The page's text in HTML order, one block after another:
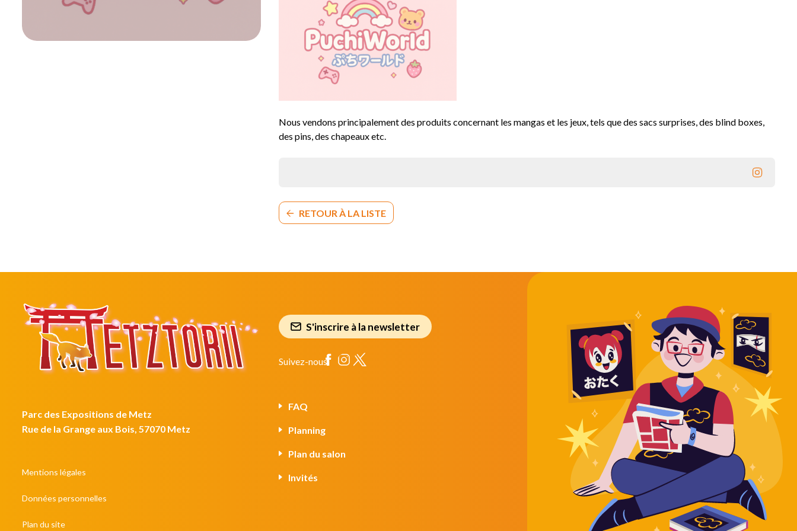
Nous vendons principalement des produits concernant les mangas et les jeux, tels que des sacs surprises, des blind boxes,
des pins, des chapeaux etc.
RETOUR À LA LISTE
Parc des Expositions de Metz
Rue de la Grange aux Bois, 57070 Metz
Mentions légales
Données personnelles
Plan du site
S'inscrire à la newsletter
Suivez-nous
FAQ
Planning
Plan du salon
Invités